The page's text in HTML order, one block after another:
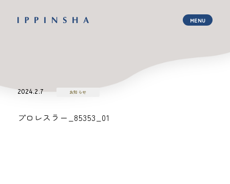
2024.2.7 お知らせ
プロレスラー_85353_01